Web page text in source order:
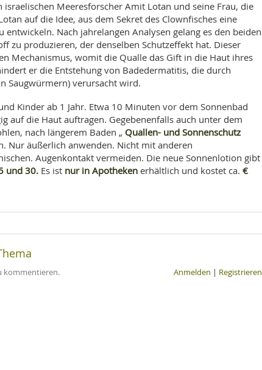
FORSCHUNG
israelischen Meeresforscher Amit Lotan und seine Frau, die
auf die Idee, aus dem Sekret des Clownfisches eine
entwickeln. Nach jahrelangen Analysen gelang es den beiden
zu produzieren, der denselben Schutzeffekt hat. Dieser
Mechanismus, womit die Qualle das Gift in die Haut ihres
er die Entstehung von Badedermatitis, die durch
Saugwürmern) verursacht wird.
Kinder ab 1 Jahr. Etwa 10 Minuten vor dem Sonnenbad
auf die Haut auftragen. Gegebenenfalls auch unter dem
nach längerem Baden „ Quallen- und Sonnenschutz
Nur äußerlich anwenden. Nicht mit anderen
Augenkontakt vermeiden. Die neue Sonnenlotion gibt
und 30. Es ist nur in Apotheken erhältlich und kostet ca. €
kommentieren. Anmelden | Registrieren